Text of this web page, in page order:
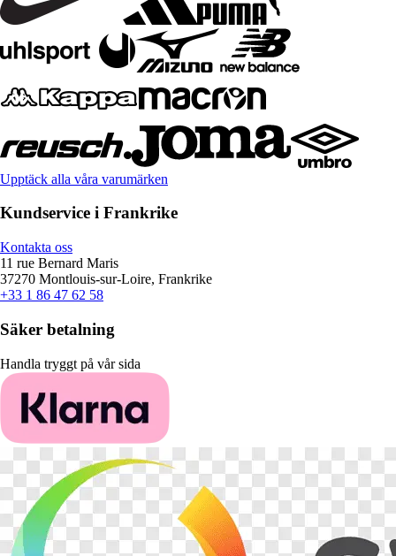
Upptäck alla våra varumärken
Kundservice i Frankrike
Kontakta oss
11 rue Bernard Maris
37270 Montlouis-sur-Loire, Frankrike
+33 1 86 47 62 58
Säker betalning
Handla tryggt på vår sida